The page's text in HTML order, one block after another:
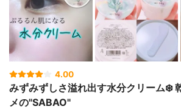
4.00
みずみずしさ溢れ出す水分クリーム❄️
メの"SABAO"